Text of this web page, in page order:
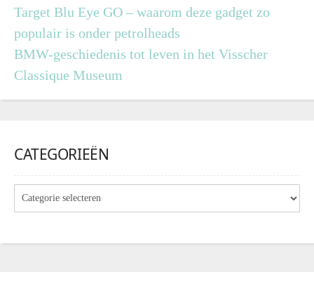
Target Blu Eye GO – waarom deze gadget zo
populair is onder petrolheads
BMW-geschiedenis tot leven in het Visscher
Classique Museum
CATEGORIEËN